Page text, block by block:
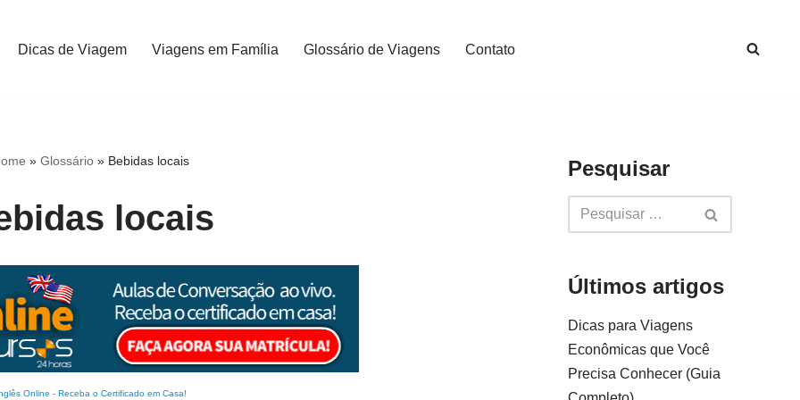
Dicas de Viagem Viagens em Família Glossário de Viagens Contato
»Glossário » Bebidas locais
locais
Online - Receba o Certificado em Casa!
Pesquisar
Últimos artigos
Dicas para Viagens
Econômicas que Você
Precisa Conhecer (Guia